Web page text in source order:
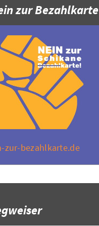
zur Bezahlkarte!
zur-bezahlkarte.de